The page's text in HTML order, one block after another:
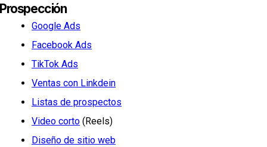
Prospección
Google Ads
Facebook Ads
TikTok Ads
Ventas con Linkdein
Listas de prospectos
Video corto (Reels)
Diseño de sitio web